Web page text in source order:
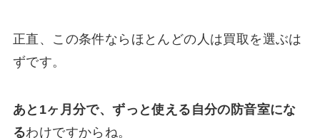
正直、この条件ならほとんどの人は買取を選ぶは
ずです。
あと1ヶ月分で、ずっと使える自分の防音室にな
るわけですからね。